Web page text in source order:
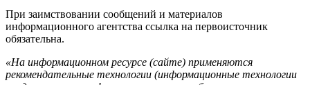
При заимствовании сообщений и материалов
информационного агентства ссылка на первоисточник
обязательна.
«На информационном ресурсе (сайте) применяются
рекомендательные технологии (информационные технологии